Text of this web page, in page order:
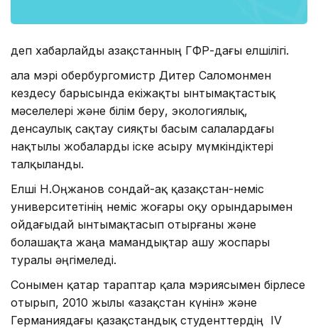
деп хабарлайды Қазақстанның ГФР-дағы елшілігі.
Қала мэрі обербургомистр Дитер Саломонмен
кездесу барысында екіжақты ынтымақтастық
мәселелері және білім беру, экологиялық,
денсаулық сақтау сияқты басым салалардағы
нақтылы жобаларды іске асыру мүмкіндіктері
талқыланды.
Елші Н.Оңжанов сондай-ақ қазақстан-неміс
университетінің неміс жоғары оқу орындарымен
ойдағыдай ынтымақтасып отырғаны және
болашақта жаңа мамандықтар ашу жоспары
туралы әңгімеледі.
Сонымен қатар тараптар қала мэриясымен бірлесе
отырып, 2010 жылы «Қазақстан күнін» және
Германиядағы қазақстандық студенттердің IV